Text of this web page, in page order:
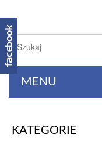
MENU
KATEGORIE